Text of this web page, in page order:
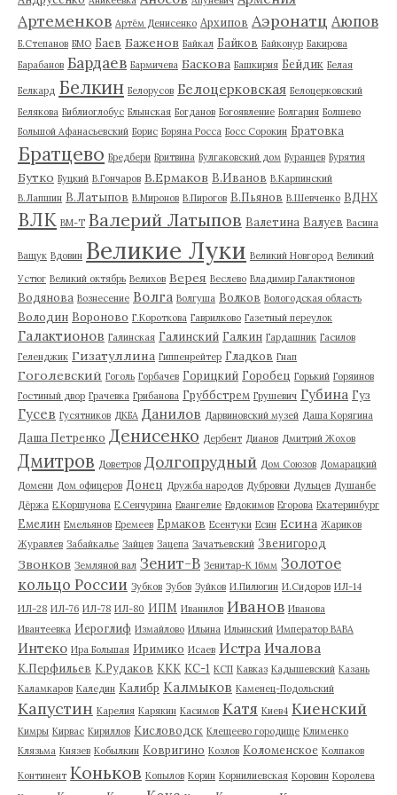
Артеменков Артём Денисенко Архипов Аэронатц Аюпов
Б.Степанов БМО Баев Баженов Байкал Байков Байконур Бакирова
Барабанов Бардаев Бармичева Баскова Башкирия Бейдик Белая
Белкард Белкин Белорусов Белоцерковская Белоцерковский
Белякова Библиоглобус Блынская Богданов Богоявление Болгария Болшево
Большой Афанасьевский Борис Боряна Росса Босс Сорокин Братовка
Братцево Бредбери Бритвина Булгаковский дом Буранцев Бурятия
Бутко Буцкий В.Гончаров В.Ермаков В.Иванов В.Карпинский
В.Лапшин В.Латыпов В.Миронов В.Пирогов В.Пьянов В.Шевченко ВДНХ
ВЛК ВМ-Т Валерий Латыпов Валетина Валуев Васина
Ващук Вдовин Великие Луки Великий Новгород Великий
Устюг Великий октябрь Велихов Верея Веслево Владимир Галактионов
Водянова Вознесение Волга Волгуша Волков Вологодская область
Володин Вороново Г.Короткова Гаврилково Газетный переулок
Галактионов Галинская Галинский Галкин Гардашник Гасилов
Геленджик Гизатуллина Гиппенрейтер Гладков Гнап
Гоголевский Гоголь Горбачев Горицкий Горобец Горький Горяинов
Гостиный двор Грачевка Грибанова Груббстрем Грушевич Губина Гуз
Гусев Гусятников ДКБА Данилов Дарвиновский музей Даша Корягина
Даша Петренко Денисенко Дербент Дианов Дмитрий Жохов
Дмитров Доветров Долгопрудный Дом Союзов Домарацкий
Домени Дом офицеров Донец Дружба народов Дубровки Дульцев Душанбе
Дёржа Е.Коршунова Е.Сенчурина Евангелие Евдокимов Егорова Екатеринбург
Емелин Емельянов Еремеев Ермаков Есентуки Есин Есина Жариков
Журавлев Забайкалье Зайцев Зацепа Зачатьевский Звенигород
Звонков Земляной вал Зенит-В Зенитар-К 16мм Золотое
кольцо России Зубков Зубов Зуйков И.Пилюгин И.Сидоров ИЛ-14
ИЛ-28 ИЛ-76 ИЛ-78 ИЛ-80 ИПМ Иванилов Иванов Иванова
Ивантеевка Иероглиф Измайлово Ильина Ильинский Император ВАВА
Интеко Ира Большая Иримико Исаев Истра Ичалова
К.Перфильев К.Рудаков ККК КС-1 КСП Кавказ Кадышевский Казань
Каламкаров Каледин Калибр Калмыков Каменец-Подольский
Капустин Карелия Карякин Касимов Катя Киев4 Киенский
Кимры Кирвас Кириллов Кисловодск Клещеево городище Клименко
Клязьма Князев Кобылкин Ковригино Козлов Коломенское Колпаков
Континент Коньков Копылов Корин Корнилиевская Коровин Королева